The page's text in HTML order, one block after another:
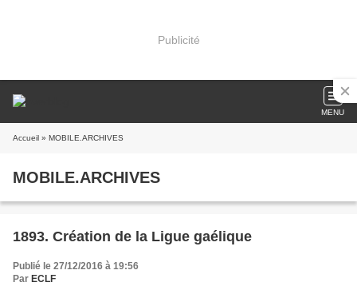
Publicité
MENU
Accueil » MOBILE.ARCHIVES
MOBILE.ARCHIVES
1893. Création de la Ligue gaélique
Publié le 27/12/2016 à 19:56
Par ECLF